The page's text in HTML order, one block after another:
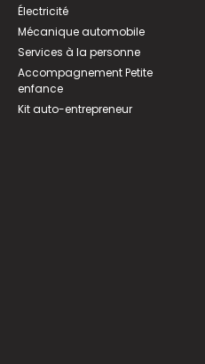
Électricité
Mécanique automobile
Services à la personne
Accompagnement Petite
enfance
Kit auto-entrepreneur